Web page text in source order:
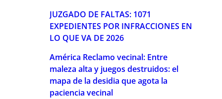
JUZGADO DE FALTAS: 1071
EXPEDIENTES POR INFRACCIONES EN
LO QUE VA DE 2026
América Reclamo vecinal: Entre
maleza alta y juegos destruidos: el
mapa de la desidia que agota la
paciencia vecinal